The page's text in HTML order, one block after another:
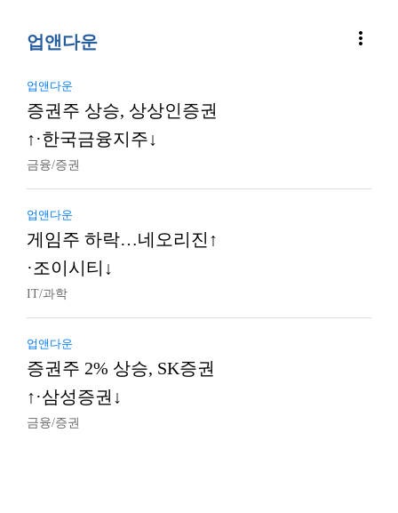
업앤다운 more_vert
업앤다운
증권주 상승, 상상인증권
↑·한국금융지주↓
금융/증권
업앤다운
게임주 하락…네오리진↑
·조이시티↓
IT/과학
업앤다운
증권주 2% 상승, SK증권
↑·삼성증권↓
금융/증권